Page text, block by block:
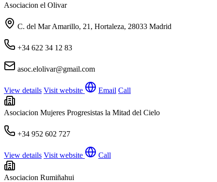
Asociacion el Olivar
C. del Mar Amarillo, 21, Hortaleza, 28033 Madrid
+34 622 34 12 83
asoc.elolivar@gmail.com
View details Visit website Email Call
Asociacion Mujeres Progresistas la Mitad del Cielo
+34 952 602 727
View details Visit website Call
Asociacion Rumiñahui